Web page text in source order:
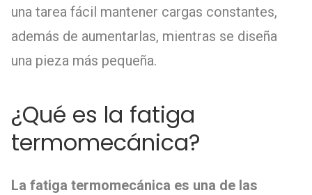
una tarea fácil mantener cargas constantes,
además de aumentarlas, mientras se diseña
una pieza más pequeña.
¿Qué es la fatiga
termomecánica?
La fatiga termomecánica es una de las